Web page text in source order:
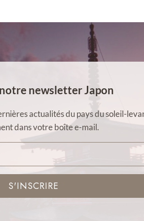
newsletter Japon
actualités du pays du soleil-
dans votre boîte e-mail.
S'INSCRIRE